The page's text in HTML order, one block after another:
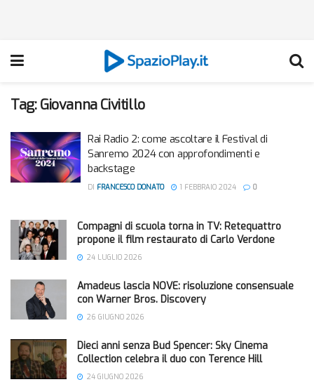
Tag:Giovanna Civitillo
Rai Radio 2: come ascoltare il Festival di
Sanremo 2024 con approfondimenti e
backstage
DI FRANCESCO DONATO 1 FEBBRAIO 2024 0
Compagni di scuola torna in TV: Retequattro
propone il film restaurato di Carlo Verdone
24 LUGLIO 2026
Amadeus lascia NOVE: risoluzione consensuale
con Warner Bros. Discovery
26 GIUGNO 2026
Dieci anni senza Bud Spencer: Sky Cinema
Collection celebra il duo con Terence Hill
24 GIUGNO 2026